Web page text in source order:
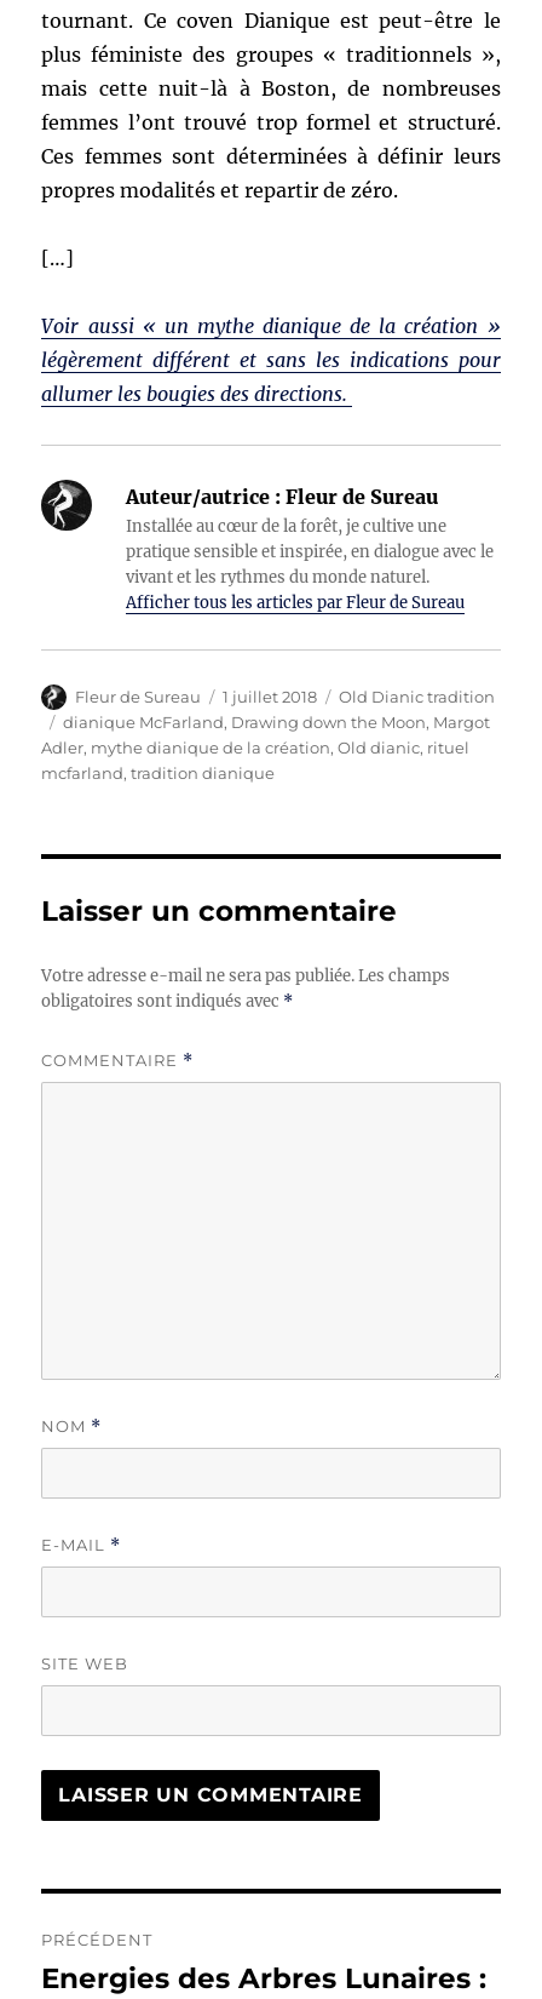
tournant. Ce coven Dianique est peut-être le
plus féministe des groupes « traditionnels »,
mais cette nuit-là à Boston, de nombreuses
femmes l’ont trouvé trop formel et structuré.
Ces femmes sont déterminées à définir leurs
propres modalités et repartir de zéro.
[…]
Voir aussi « un mythe dianique de la création »
légèrement différent et sans les indications pour
allumer les bougies des directions.
Auteur/autrice : Fleur de Sureau
Installée au cœur de la forêt, je cultive une
pratique sensible et inspirée, en dialogue avec le
vivant et les rythmes du monde naturel.
Afficher tous les articles par Fleur de Sureau
Auteur
Fleur de Sureau
Publié
le
1 juillet 2018 Catégories
Old Dianic tradition
Étiquettes
dianique McFarland, Drawing down the Moon, Margot
Adler, mythe dianique de la création,Old dianic, rituel
mcfarland,tradition dianique
Laisser un commentaire
Votre adresse e-mail ne sera pas publiée. Les champs
obligatoires sont indiqués avec *
COMMENTAIRE *
NOM *
E-MAIL *
SITE WEB
de
PRÉCÉDENT
Publication
Energies des Arbres Lunaires :